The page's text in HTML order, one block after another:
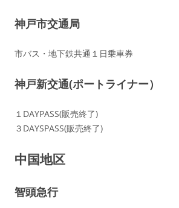
神戸市交通局
市バス・地下鉄共通１日乗車券
神戸新交通(ポートライナー）
１DAYPASS(販売終了)
３DAYSPASS(販売終了)
中国地区
智頭急行